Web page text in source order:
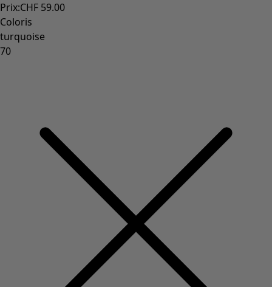
Prix:CHF 59.00
Coloris
turquoise
70